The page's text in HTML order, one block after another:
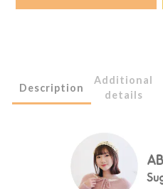
Description
Additional
details